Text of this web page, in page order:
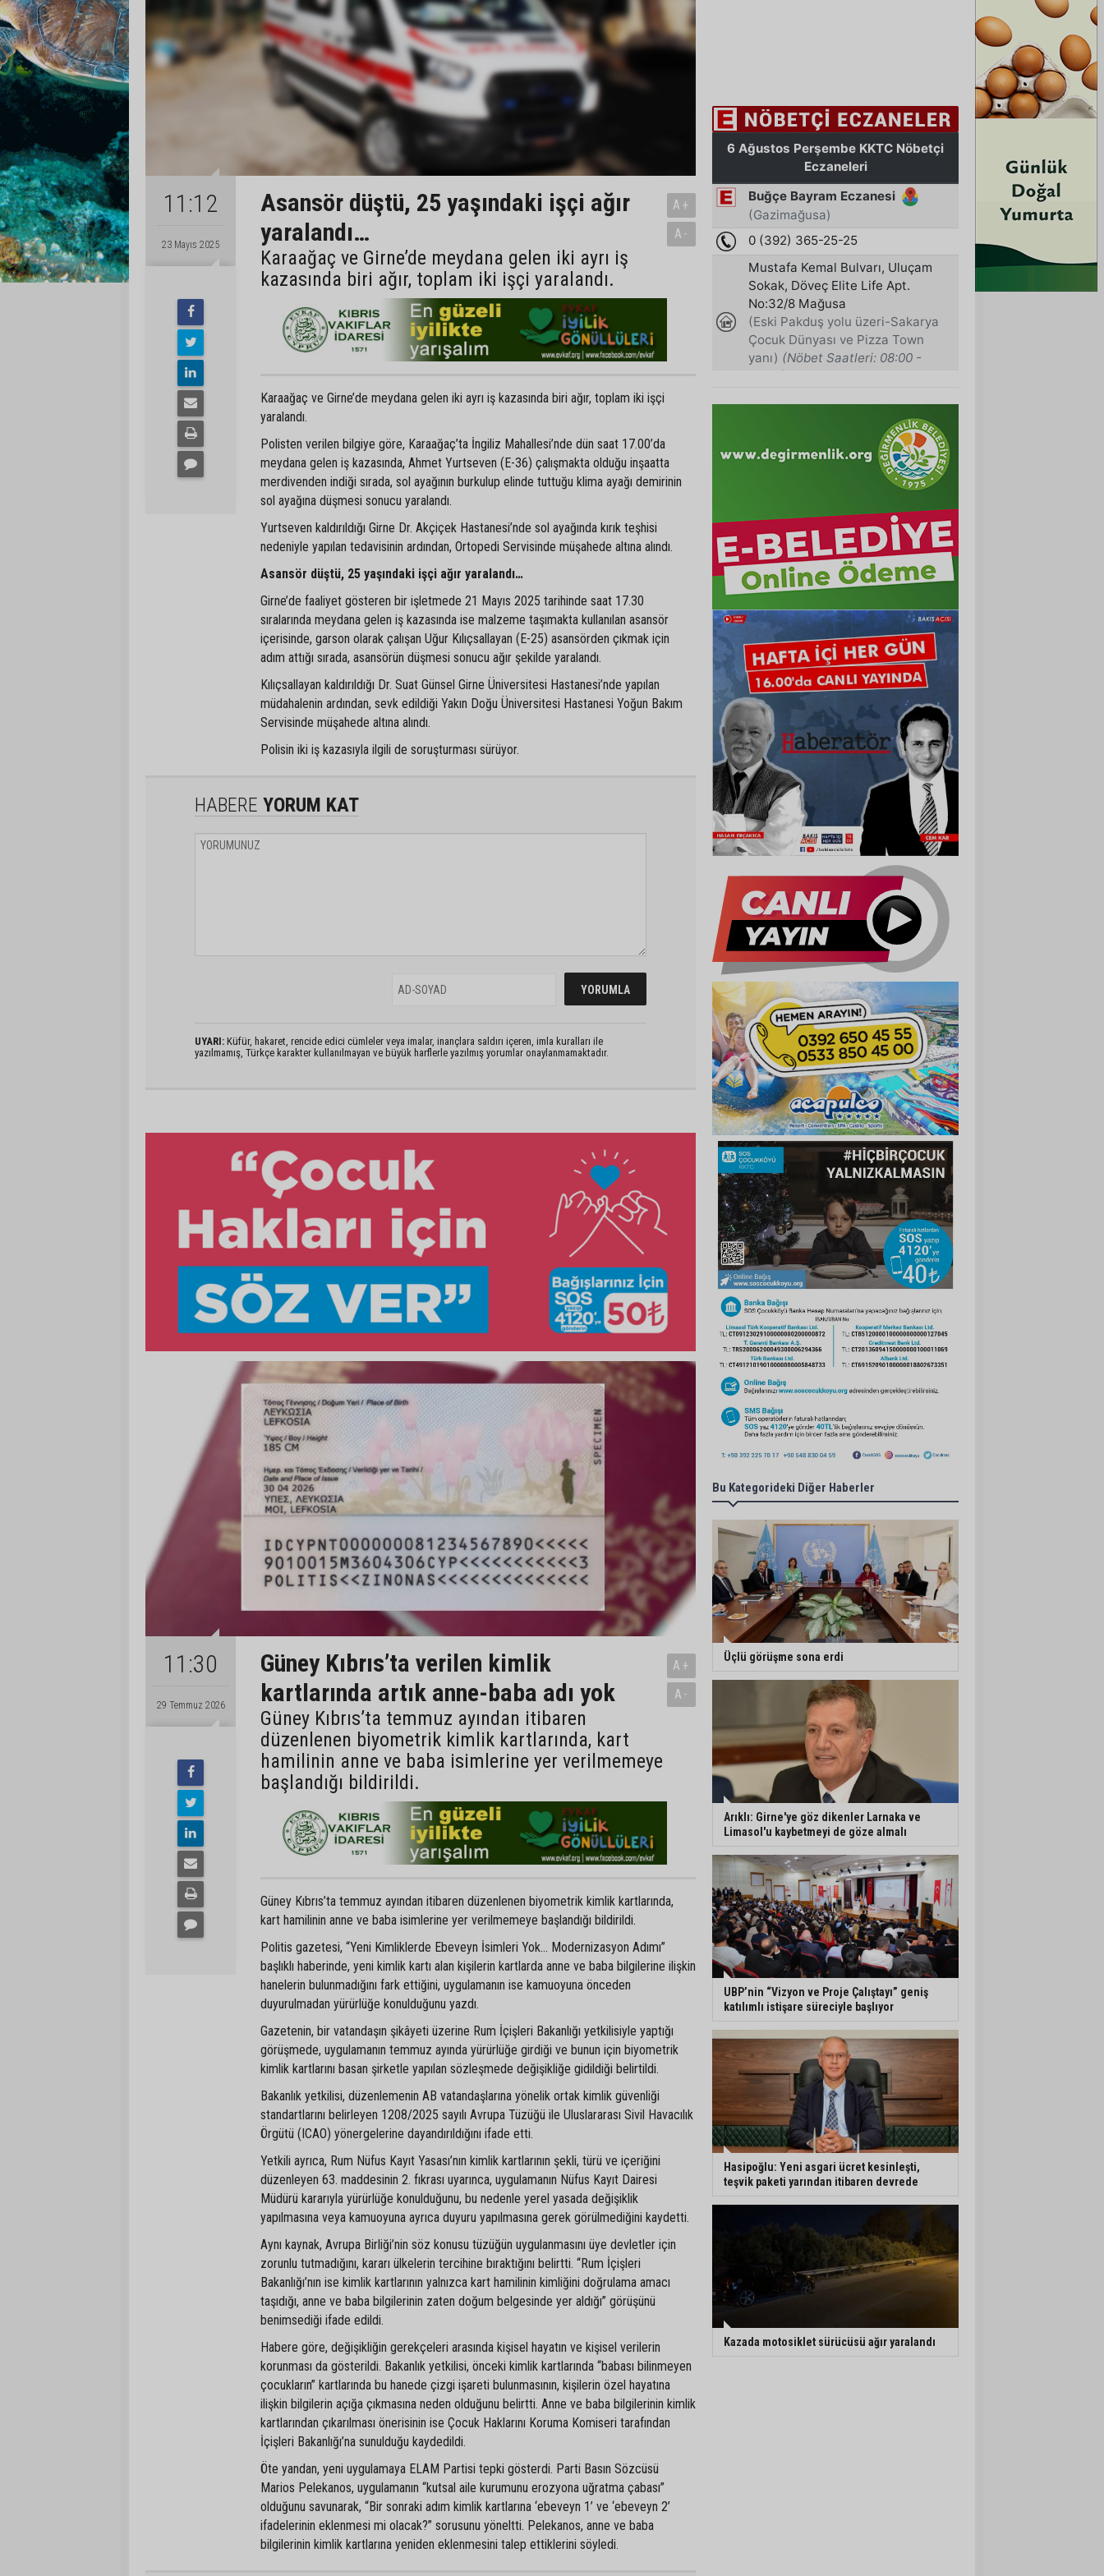
11:12
23 Mayıs 2025
Asansör düştü, 25 yaşındaki işçi ağır
yaralandı…
Karaağaç ve Girne’de meydana gelen iki ayrı iş
kazasında biri ağır, toplam iki işçi yaralandı.
A+
A-
Karaağaç ve Girne’de meydana gelen iki ayrı iş kazasında biri ağır, toplam iki işçi
yaralandı.
Polisten verilen bilgiye göre, Karaağaç’ta İngiliz Mahallesi’nde dün saat 17.00’da
meydana gelen iş kazasında, Ahmet Yurtseven (E-36) çalışmakta olduğu inşaatta
merdivenden indiği sırada, sol ayağının burkulup elinde tuttuğu klima ayağı demirinin
sol ayağına düşmesi sonucu yaralandı.
Yurtseven kaldırıldığı Girne Dr. Akçiçek Hastanesi’nde sol ayağında kırık teşhisi
nedeniyle yapılan tedavisinin ardından, Ortopedi Servisinde müşahede altına alındı.
Asansör düştü, 25 yaşındaki işçi ağır yaralandı…
Girne’de faaliyet gösteren bir işletmede 21 Mayıs 2025 tarihinde saat 17.30
sıralarında meydana gelen iş kazasında ise malzeme taşımakta kullanılan asansör
içerisinde, garson olarak çalışan Uğur Kılıçsallayan (E-25) asansörden çıkmak için
adım attığı sırada, asansörün düşmesi sonucu ağır şekilde yaralandı.
Kılıçsallayan kaldırıldığı Dr. Suat Günsel Girne Üniversitesi Hastanesi’nde yapılan
müdahalenin ardından, sevk edildiği Yakın Doğu Üniversitesi Hastanesi Yoğun Bakım
Servisinde müşahede altına alındı.
Polisin iki iş kazasıyla ilgili de soruşturması sürüyor.
HABERE YORUM KAT
UYARI: Küfür, hakaret, rencide edici cümleler veya imalar, inançlara saldırı içeren, imla kuralları ile
yazılmamış, Türkçe karakter kullanılmayan ve büyük harflerle yazılmış yorumlar onaylanmamaktadır.
11:30
29 Temmuz 2026
Güney Kıbrıs’ta verilen kimlik
kartlarında artık anne-baba adı yok
Güney Kıbrıs’ta temmuz ayından itibaren
düzenlenen biyometrik kimlik kartlarında, kart
hamilinin anne ve baba isimlerine yer verilmemeye
başlandığı bildirildi.
A+
A-
Güney Kıbrıs’ta temmuz ayından itibaren düzenlenen biyometrik kimlik kartlarında,
kart hamilinin anne ve baba isimlerine yer verilmemeye başlandığı bildirildi.
Politis gazetesi, “Yeni Kimliklerde Ebeveyn İsimleri Yok… Modernizasyon Adımı”
başlıklı haberinde, yeni kimlik kartı alan kişilerin kartlarda anne ve baba bilgilerine ilişkin
hanelerin bulunmadığını fark ettiğini, uygulamanın ise kamuoyuna önceden
duyurulmadan yürürlüğe konulduğunu yazdı.
Gazetenin, bir vatandaşın şikâyeti üzerine Rum İçişleri Bakanlığı yetkilisiyle yaptığı
görüşmede, uygulamanın temmuz ayında yürürlüğe girdiği ve bunun için biyometrik
kimlik kartlarını basan şirketle yapılan sözleşmede değişikliğe gidildiği belirtildi.
Bakanlık yetkilisi, düzenlemenin AB vatandaşlarına yönelik ortak kimlik güvenliği
standartlarını belirleyen 1208/2025 sayılı Avrupa Tüzüğü ile Uluslararası Sivil Havacılık
Örgütü (ICAO) yönergelerine dayandırıldığını ifade etti.
Yetkili ayrıca, Rum Nüfus Kayıt Yasası’nın kimlik kartlarının şekli, türü ve içeriğini
düzenleyen 63. maddesinin 2. fıkrası uyarınca, uygulamanın Nüfus Kayıt Dairesi
Müdürü kararıyla yürürlüğe konulduğunu, bu nedenle yerel yasada değişiklik
yapılmasına veya kamuoyuna ayrıca duyuru yapılmasına gerek görülmediğini kaydetti.
Aynı kaynak, Avrupa Birliği’nin söz konusu tüzüğün uygulanmasını üye devletler için
zorunlu tutmadığını, kararı ülkelerin tercihine bıraktığını belirtti. “Rum İçişleri
Bakanlığı’nın ise kimlik kartlarının yalnızca kart hamilinin kimliğini doğrulama amacı
taşıdığı, anne ve baba bilgilerinin zaten doğum belgesinde yer aldığı” görüşünü
benimsediği ifade edildi.
Habere göre, değişikliğin gerekçeleri arasında kişisel hayatın ve kişisel verilerin
korunması da gösterildi. Bakanlık yetkilisi, önceki kimlik kartlarında “babası bilinmeyen
çocukların” kartlarında bu hanede çizgi işareti bulunmasının, kişilerin özel hayatına
ilişkin bilgilerin açığa çıkmasına neden olduğunu belirtti. Anne ve baba bilgilerinin kimlik
kartlarından çıkarılması önerisinin ise Çocuk Haklarını Koruma Komiseri tarafından
İçişleri Bakanlığı’na sunulduğu kaydedildi.
Öte yandan, yeni uygulamaya ELAM Partisi tepki gösterdi. Parti Basın Sözcüsü
Marios Pelekanos, uygulamanın “kutsal aile kurumunu erozyona uğratma çabası”
olduğunu savunarak, “Bir sonraki adım kimlik kartlarına ‘ebeveyn 1’ ve ‘ebeveyn 2’
ifadelerinin eklenmesi mi olacak?” sorusunu yöneltti. Pelekanos, anne ve baba
bilgilerinin kimlik kartlarına yeniden eklenmesini talep ettiklerini söyledi.
Bu Kategorideki Diğer Haberler
Üçlü görüşme sona erdi
Arıklı: Girne'ye göz dikenler Larnaka ve
Limasol'u kaybetmeyi de göze almalı
UBP’nin “Vizyon ve Proje Çalıştayı” geniş
katılımlı istişare süreciyle başlıyor
Hasipoğlu: Yeni asgari ücret kesinleşti,
teşvik paketi yarından itibaren devrede
Kazada motosiklet sürücüsü ağır yaralandı